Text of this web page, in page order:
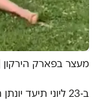
מעצר בפארק הירקון
ב-23 ליוני